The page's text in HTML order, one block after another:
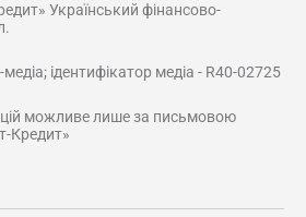
Український фінансово-
ідентифікатор медіа - R40-02725
можливе лише за письмовою
Кредит»